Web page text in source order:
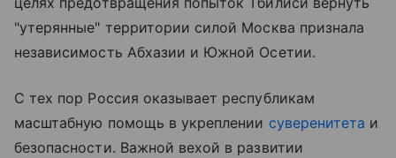
"утерянные" территории силой Москва признала
независимость Абхазии и Южной Осетии.
С тех пор Россия оказывает республикам
масштабную помощь в укреплении суверенитета и
безопасности. Важной вехой в развитии